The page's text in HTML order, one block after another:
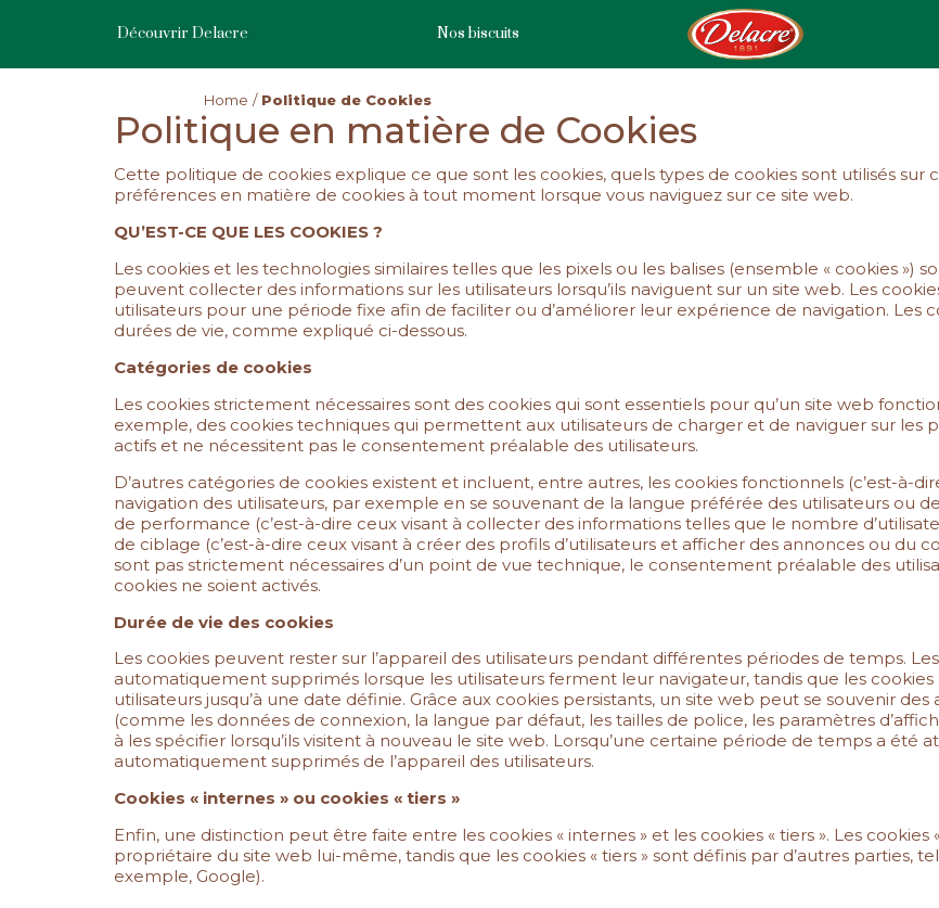
content
Découvrir Delacre Nos biscuits
Home Politique de Cookies
Politique en matière de Cookies
Cette politique de cookies explique ce que sont les cookies, quels types de cookies sont utilisés
préférences en matière de cookies à tout moment lorsque vous naviguez sur ce site web.
QU’EST-CE QUE LES COOKIES ?
Les cookies et les technologies similaires telles que les pixels ou les balises (ensemble « cookies »)
peuvent collecter des informations sur les utilisateurs lorsqu’ils naviguent sur un site web. Les
utilisateurs pour une période fixe afin de faciliter ou d’améliorer leur expérience de navigation. Les
durées de vie, comme expliqué ci-dessous.
Catégories de cookies
Les cookies strictement nécessaires sont des cookies qui sont essentiels pour qu’un site web
exemple, des cookies techniques qui permettent aux utilisateurs de charger et de naviguer sur les
actifs et ne nécessitent pas le consentement préalable des utilisateurs.
D’autres catégories de cookies existent et incluent, entre autres, les cookies fonctionnels (c’est-à-
navigation des utilisateurs, par exemple en se souvenant de la langue préférée des utilisateurs ou
de performance (c’est-à-dire ceux visant à collecter des informations telles que le nombre
de ciblage (c’est-à-dire ceux visant à créer des profils d’utilisateurs et afficher des annonces ou du
sont pas strictement nécessaires d’un point de vue technique, le consentement préalable des
cookies ne soient activés.
Durée de vie des cookies
Les cookies peuvent rester sur l’appareil des utilisateurs pendant différentes périodes de temps. Les
automatiquement supprimés lorsque les utilisateurs ferment leur navigateur, tandis que les cookies
utilisateurs jusqu’à une date définie. Grâce aux cookies persistants, un site web peut se souvenir
(comme les données de connexion, la langue par défaut, les tailles de police, les paramètres
à les spécifier lorsqu’ils visitent à nouveau le site web. Lorsqu’une certaine période de temps a été
automatiquement supprimés de l’appareil des utilisateurs.
Cookies « internes » ou cookies « tiers »
Enfin, une distinction peut être faite entre les cookies « internes » et les cookies « tiers ». Les cookies
propriétaire du site web lui-même, tandis que les cookies « tiers » sont définis par d’autres parties,
exemple, Google).